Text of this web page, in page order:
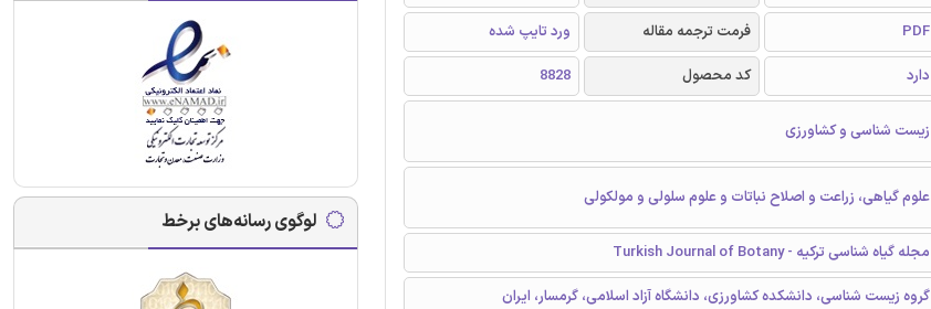
PDF فرمت ترجمه مقاله
ورد تایپ شده
دارد کد محصول
8828
زیست شناسی و کشاورزی
علوم گیاهی، زراعت و اصلاح نباتات و علوم سلولی و مولکولی
مجله گیاه شناسی ترکیه - Turkish Journal of Botany
گروه زیست شناسی، دانشکده کشاورزی، دانشگاه آزاد اسلامی، گرمسار، ایران
لوگوی رسانه‌های برخط